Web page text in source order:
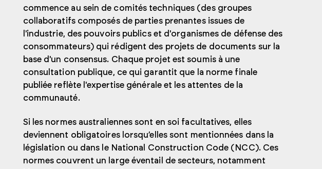
commence au sein de comités techniques (des groupes
collaboratifs composés de parties prenantes issues de
l'industrie, des pouvoirs publics et d'organismes de défense des
consommateurs) qui rédigent des projets de documents sur la
base d'un consensus. Chaque projet est soumis à une
consultation publique, ce qui garantit que la norme finale
publiée reflète l'expertise générale et les attentes de la
communauté.
Si les normes australiennes sont en soi facultatives, elles
deviennent obligatoires lorsqu’elles sont mentionnées dans la
législation ou dans le National Construction Code (NCC). Ces
normes couvrent un large éventail de secteurs, notamment